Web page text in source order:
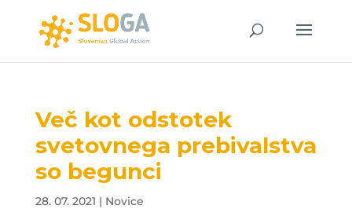
Več kot odstotek
svetovnega prebivalstva
so begunci
28. 07. 2021 | Novice